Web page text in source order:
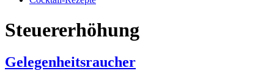
Steuererhöhung
Gelegenheitsraucher